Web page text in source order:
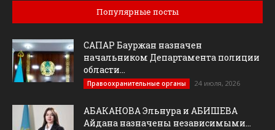
Популярные посты
САПАР Бауржан назначен
начальником Департамента полиции
области...
Правоохранительные органы 24 июля, 2026
АБАКАНОВА Эльнура и АБИШЕВА
Айдана назначены независимыми...